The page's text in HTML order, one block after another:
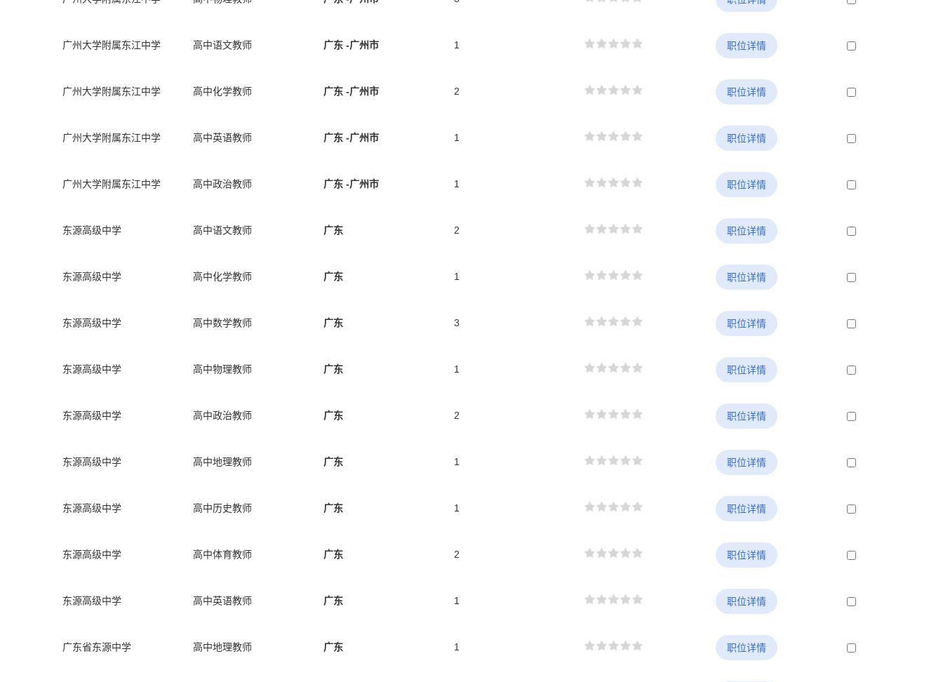
广州大学附属东江中学 高中语文教师 广东-广州市 1 职位详情
广州大学附属东江中学 高中化学教师 广东-广州市 2 职位详情
广州大学附属东江中学 高中英语教师 广东-广州市 1 职位详情
广州大学附属东江中学 高中政治教师 广东-广州市 1 职位详情
东源高级中学 高中语文教师 广东 2 职位详情
东源高级中学 高中化学教师 广东 1 职位详情
东源高级中学 高中数学教师 广东 3 职位详情
东源高级中学 高中物理教师 广东 1 职位详情
东源高级中学 高中政治教师 广东 2 职位详情
东源高级中学 高中地理教师 广东 1 职位详情
东源高级中学 高中历史教师 广东 1 职位详情
东源高级中学 高中体育教师 广东 2 职位详情
东源高级中学 高中英语教师 广东 1 职位详情
广东省东源中学 高中地理教师 广东 1 职位详情